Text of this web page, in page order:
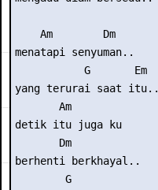
    Am        Dm
menatapi senyuman..
           G       Em
yang terurai saat itu..
       Am
detik itu juga ku
       Dm
berhenti berkhayal..
        G